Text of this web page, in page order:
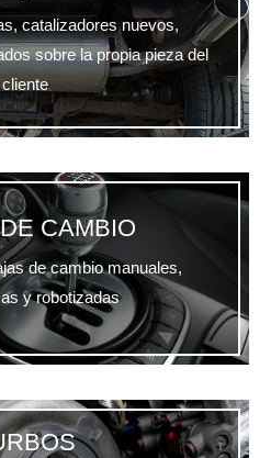
catalizadores nuevos,
sobre la propia pieza del
cliente
CAMBIO
de cambio manuales,
y robotizadas